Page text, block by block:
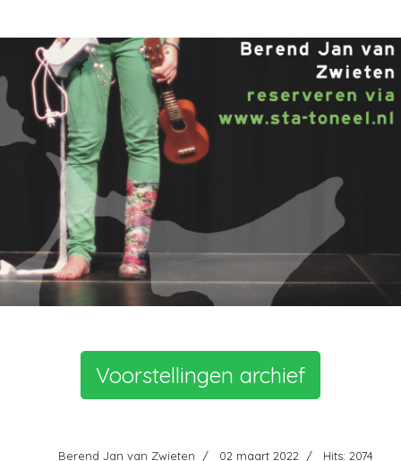
Voorstellingen archief
Berend Jan van Zwieten 02 maart 2022 Hits: 2074